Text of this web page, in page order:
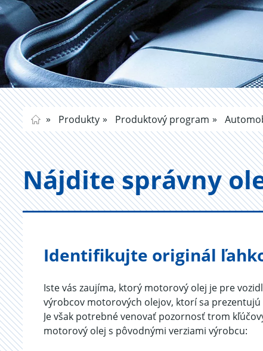
Produkty Produktový program
Náj­di­te správ­ny
Identifikujte originál
Iste vás zaujíma, ktorý motorový olej je pre
výrobcov motorových olejov, ktorí sa
Je však potrebné venovať pozornosť trom
motorový olej s pôvodnými verziami výrobcu: